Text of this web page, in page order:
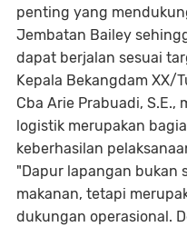
penting yang
Jembatan Bailey
dapat berjalan sesuai
Kepala Bekangdam XX/
Cba Arie Prabuadi,
logistik merupakan
keberhasilan
"Dapur lapangan bukan
makanan, tetapi
dukungan operasional.